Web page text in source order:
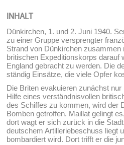
INHALT
Dünkirchen, 1. und 2. Juni 1940.
zu einer Gruppe versprengter
Strand von Dünkirchen zusammen
britischen Expeditionskorps darauf
England gebracht zu werden. Die
ständig Einsätze, die viele Opfer
Die Briten evakuieren zunächst
Hilfe eines verständnisvollen
des Schiffes zu kommen, wird der
Bomben getroffen. Maillat gelingt
dort wagt er sich zurück in die
deutschem Artilleriebeschuss liegt
bombardiert wird. Dort trifft er die